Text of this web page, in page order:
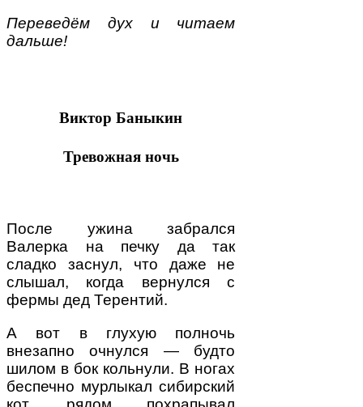
Переведём дух и читаем
дальше!
Виктор Баныкин
Тревожная ночь
После ужина забрался
Валерка на печку да так
сладко заснул, что даже не
слышал, когда вернулся с
фермы дед Терентий.
А вот в глухую полночь
внезапно очнулся — буд­то
шилом в бок кольнули. В ногах
беспечно мурлы­кал сибирский